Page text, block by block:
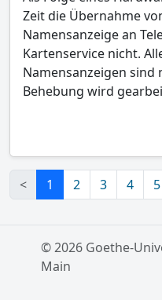
Zeit die Übernahme
Namensanzeige an
Kartenservice nicht.
Namensanzeigen
Behebung wird
< 1 2 3 4 5
© 2026 Goethe-
Main